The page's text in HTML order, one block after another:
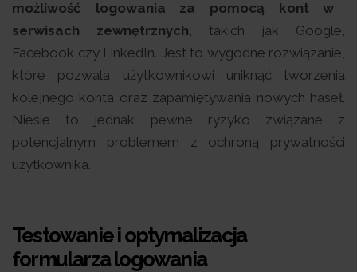
możliwość logowania za pomocą kont w
serwisach zewnętrznych , takich jak Google,
Facebook czy LinkedIn. Jest to wygodne rozwiązanie,
które pozwala użytkownikowi uniknąć tworzenia
kolejnego konta oraz zapamiętywania nowych haseł.
Niesie to jednak pewne ryzyko związane z
potencjalnym problemem z ochroną prywatności
użytkownika.
Testowanie i optymalizacja
formularza logowania